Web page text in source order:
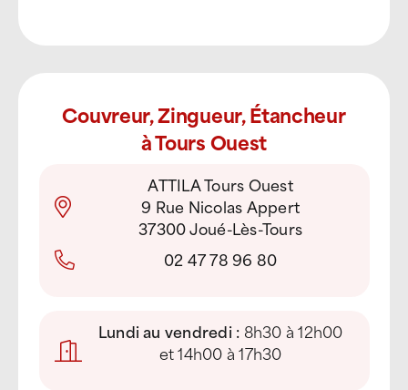
Couvreur, Zingueur, Étancheur
à Tours Ouest
ATTILA Tours Ouest
9 Rue Nicolas Appert
37300 Joué-Lès-Tours
02 47 78 96 80
Lundi au vendredi : 8h30 à 12h00
et 14h00 à 17h30